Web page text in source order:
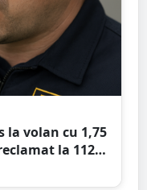
la volan cu 1,75
la 112